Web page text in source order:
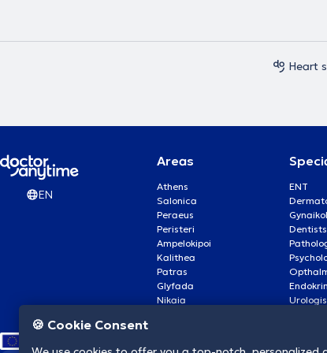
Heart
EN
Areas
Athens
Salonica
Peraeus
Peristeri
Ampelokipoi
Kalithea
Patras
Glyfada
Nikaia
ENT
Dentists
🍪 Cookie Consent